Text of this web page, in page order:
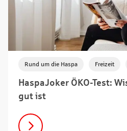
HaspaJoker ÖKO-Test:
gut ist
Rund um die Haspa Freizeit